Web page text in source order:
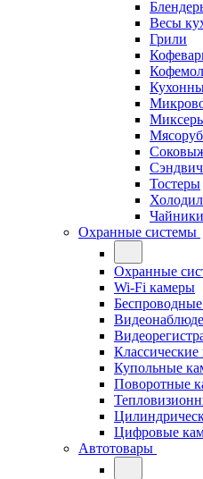
Весы
Грили
Тостеры
Чайники
Охранные системы
Охранные
Wi-Fi камеры
Купольные
Поворотные
Цифровые
Автотовары